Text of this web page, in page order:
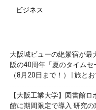
ビジネス
大阪城ビューの絶景宿が最
阪の40周年「夏のタイム
（8月20日まで！） | 旅と
【大阪工業大学】図書館
館に期間限定で導入 研究